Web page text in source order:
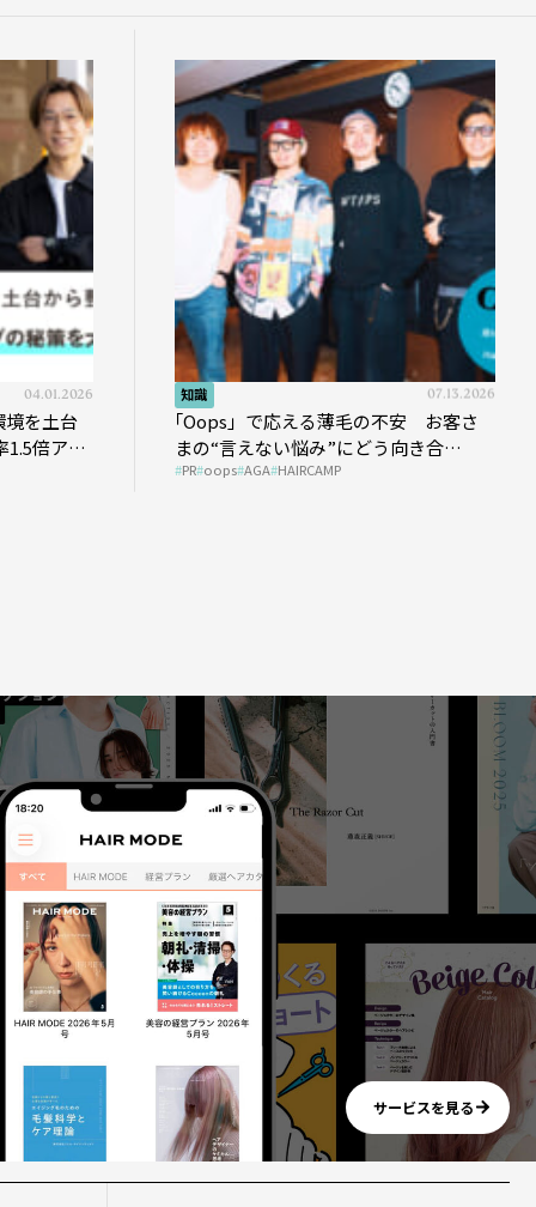
04.01.2026
を土台
1.5倍アッ
知識 07.13.2026
｢Oops」で応える薄毛の不安 お客さ
まの“言えない悩み”にどう向き合
う？ ＃01
PR oops AGA HAIRCAMP
サービスを見る